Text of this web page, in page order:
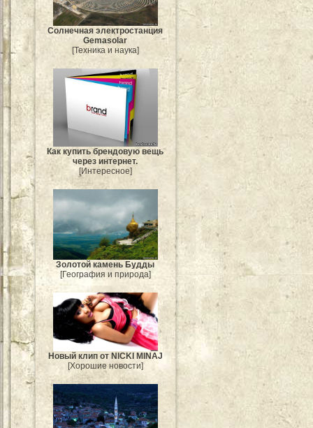
Солнечная электростанция
Gemasolar
[Техника и наука]
Как купить брендовую вещь
через интернет.
[Интересное]
Золотой камень Будды
[География и природа]
Новый клип от NICKI MINAJ
[Хорошие новости]